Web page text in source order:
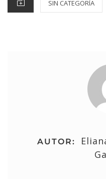
SIN CATEGORÍA
AUTOR: